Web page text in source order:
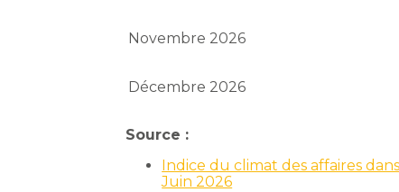
Novembre 2026
Décembre 2026
Source :
Indice du climat des affaires
Juin 2026